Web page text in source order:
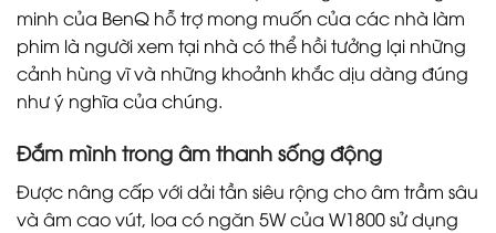
minh của BenQ hỗ trợ mong muốn của các nhà làm
phim là người xem tại nhà có thể hồi tưởng lại những
cảnh hùng vĩ và những khoảnh khắc dịu dàng đúng
như ý nghĩa của chúng.
Đắm mình trong âm thanh sống động
Được nâng cấp với dải tần siêu rộng cho âm trầm sâu
và âm cao vút, loa có ngăn 5W của W1800 sử dụng